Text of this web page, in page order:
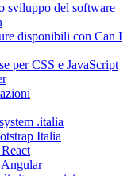
sviluppo del software
disponibili con Can I
per CSS e JavaScript
.italia
Italia